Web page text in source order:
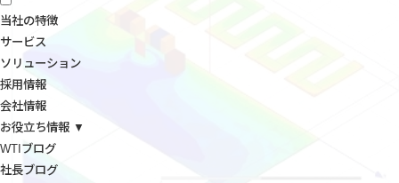
当社の特徴
サービス
ソリューション
採用情報
会社情報
お役立ち情報 ▼
WTIブログ
社長ブログ